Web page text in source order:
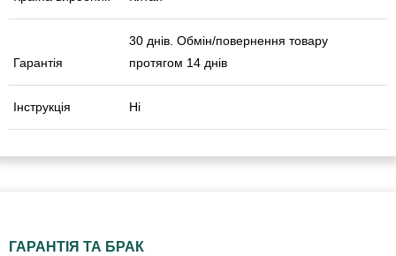
Гарантія
30 днів. Обмін/повернення товару
протягом 14 днів
Інструкція Ні
ГАРАНТІЯ ТА БРАК